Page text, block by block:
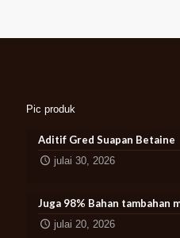
Pic produk
Aditif Gred Suapan Betaine
julai 30, 2026
Juga 98% Bahan tambahan
julai 20, 2026